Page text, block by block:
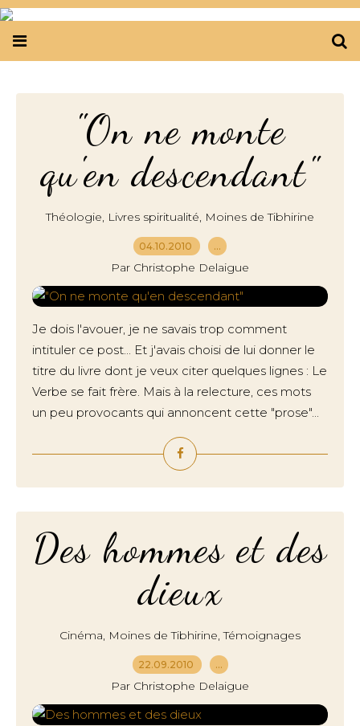
"On ne monte
qu'en descendant"
Théologie, Livres spiritualité, Moines de Tibhirine
04.10.2010 …
Par Christophe Delaigue
Je dois l'avouer, je ne savais trop comment
intituler ce post... Et j'avais choisi de lui donner le
titre du livre dont je veux citer quelques lignes : Le
Verbe se fait frère. Mais à la relecture, ces mots
un peu provocants qui annoncent cette "prose"...
Des hommes et des
dieux
Cinéma, Moines de Tibhirine,Témoignages
22.09.2010 …
Par Christophe Delaigue